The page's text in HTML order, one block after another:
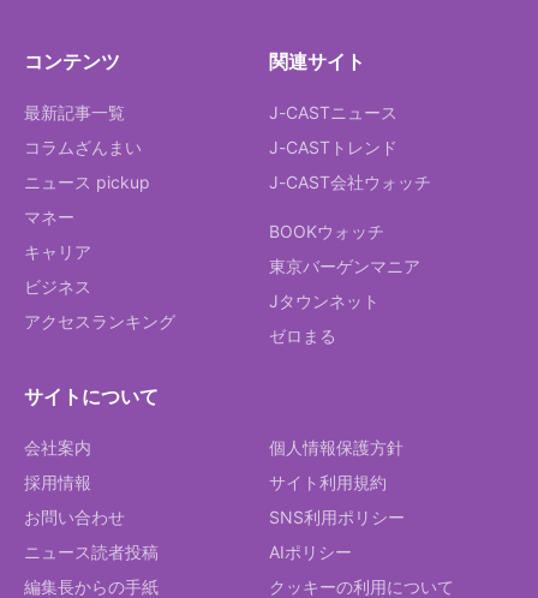
コンテンツ
最新記事一覧
コラムざんまい
ニュース pickup
マネー
キャリア
ビジネス
アクセスランキング
関連サイト
J-CASTニュース
J-CASTトレンド
J-CAST会社ウォッチ
BOOKウォッチ
東京バーゲンマニア
Jタウンネット
ゼロまる
サイトについて
会社案内
採用情報
お問い合わせ
ニュース読者投稿
編集長からの手紙
個人情報保護方針
サイト利用規約
SNS利用ポリシー
AIポリシー
クッキーの利用について